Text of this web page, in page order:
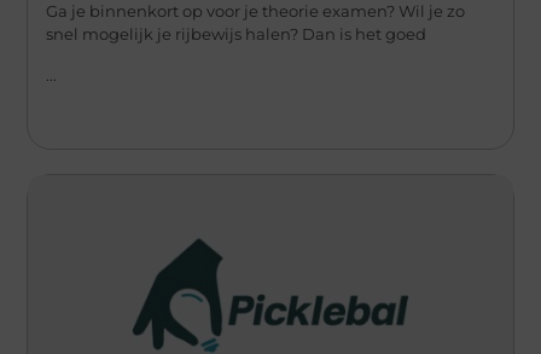
Ga je binnenkort op voor je theorie examen? Wil je zo
snel mogelijk je rijbewijs halen? Dan is het goed